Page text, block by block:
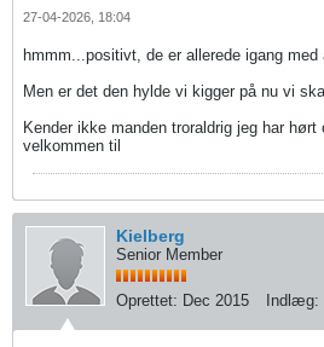
27-04-2026, 18:04
hmmm...positivt, de er allerede igang med
Men er det den hylde vi kigger på nu vi
Kender ikke manden troraldrig jeg har
velkommen til
Kielberg
Senior Member
Oprettet: Dec 2015 Indlæg: